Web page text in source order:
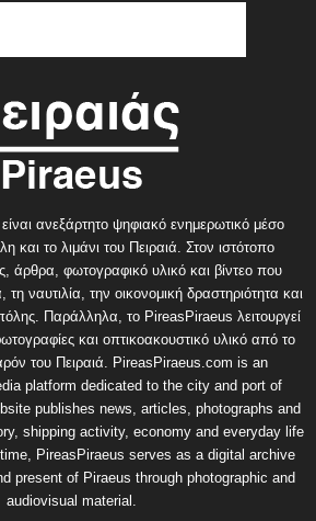
ανεξάρτητο ψηφιακό ενημερωτικό μέσο
και το λιμάνι του Πειραιά. Στον ιστότοπο
άρθρα, φωτογραφικό υλικό και βίντεο που
τη ναυτιλία, την οικονομική δραστηριότητα και
Παράλληλα, το PireasPiraeus λειτουργεί
και οπτικοακουστικό υλικό από το
του Πειραιά. PireasPiraeus.com is an
platform dedicated to the city and port of
publishes news, articles, photographs and
shipping activity, economy and everyday life
PireasPiraeus serves as a digital archive
present of Piraeus through photographic and
audiovisual material.